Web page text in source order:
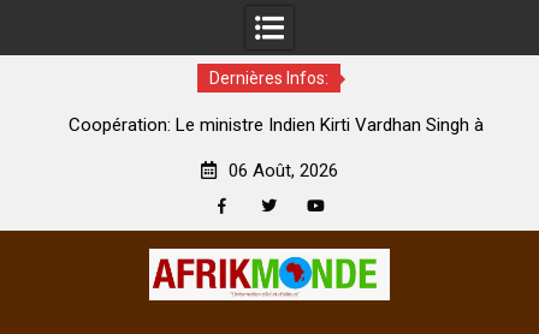
Dernières Infos:
Le ministre Indien Kirti Vardhan Singh à
Nouvelle
06 Août, 2026